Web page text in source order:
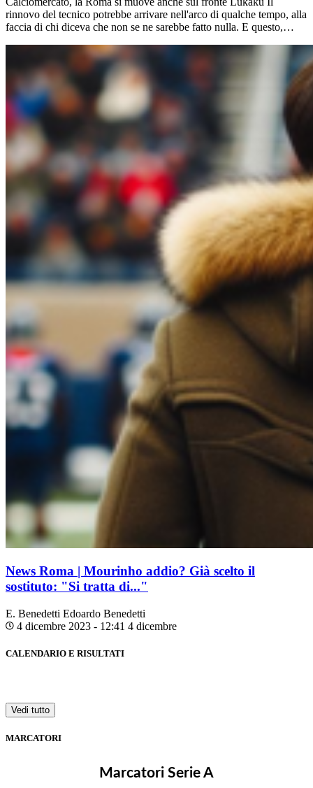
rinnovo del tecnico potrebbe arrivare nell'arco di qualche tempo, alla
faccia di chi diceva che non se ne sarebbe fatto nulla. E questo,…
News Roma | Mourinho addio? Già scelto il
sostituto: "Si tratta di..."
E. Benedetti Edoardo Benedetti
4 dicembre 2023 - 12:41 4 dicembre
CALENDARIO E RISULTATI
Vedi tutto
MARCATORI
Marcatori Serie A